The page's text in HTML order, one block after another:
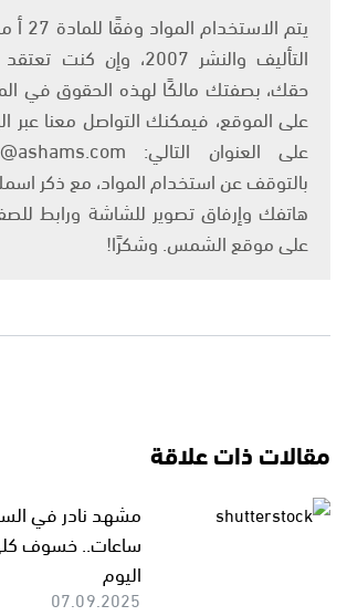
يتم
التأليف والنشر 2007، وإن
حقك، بصفتك مالكًا لهذه الحقوق في
على الموقع، فيمكنك التواصل معنا عبر
بالتوقف عن استخدام المواد، مع ذكر
هاتفك وإرفاق تصوير للشاشة ورابط
على موقع الشمس. وشكرًا!
مقالات ذات علاقة
مشهد نادر في
ساعات.. خسوف
اليوم
07.09.2025